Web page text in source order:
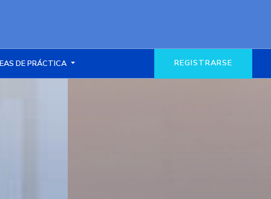
DE PRÁCTICA REGISTRARSE